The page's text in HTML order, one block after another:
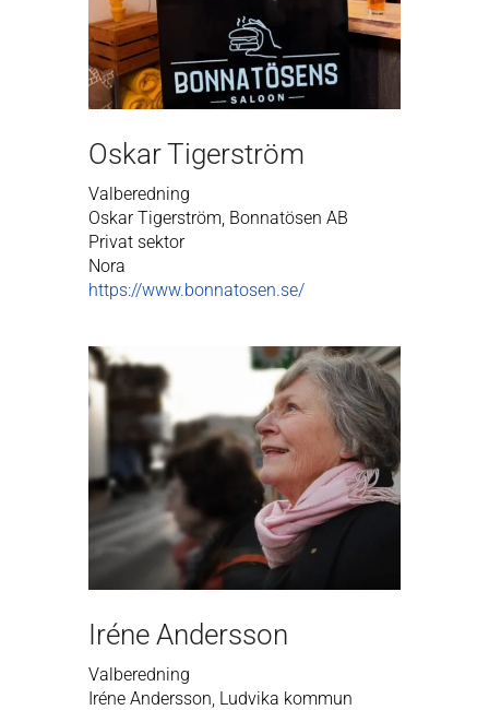
Oskar Tigerström
Valberedning
Oskar Tigerström, Bonnatösen AB
Privat sektor
Nora
https://www.bonnatosen.se/
Iréne Andersson
Valberedning
Iréne Andersson, Ludvika kommun